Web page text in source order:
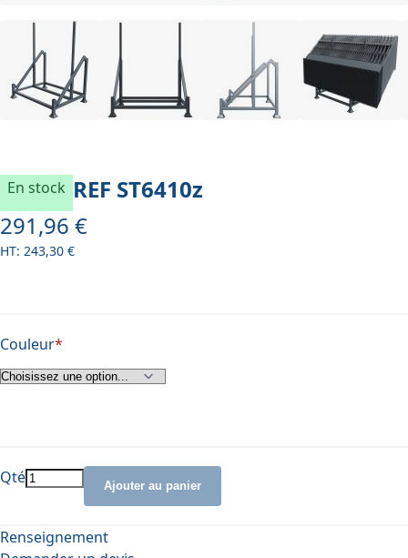
En stock REF ST6410z
À partir de
291,96 €
243,30 €
Couleur
Qté Ajouter au panier
Renseignement